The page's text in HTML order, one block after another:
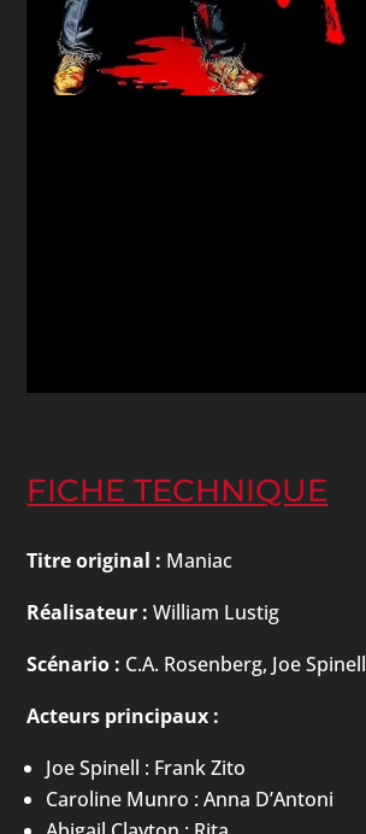
FICHE TECHNIQUE
Titre original : Maniac
Réalisateur : William Lustig
Scénario : C.A. Rosenberg, Joe Spinell
Acteurs principaux :
Joe Spinell : Frank Zito
Caroline Munro : Anna D’Antoni